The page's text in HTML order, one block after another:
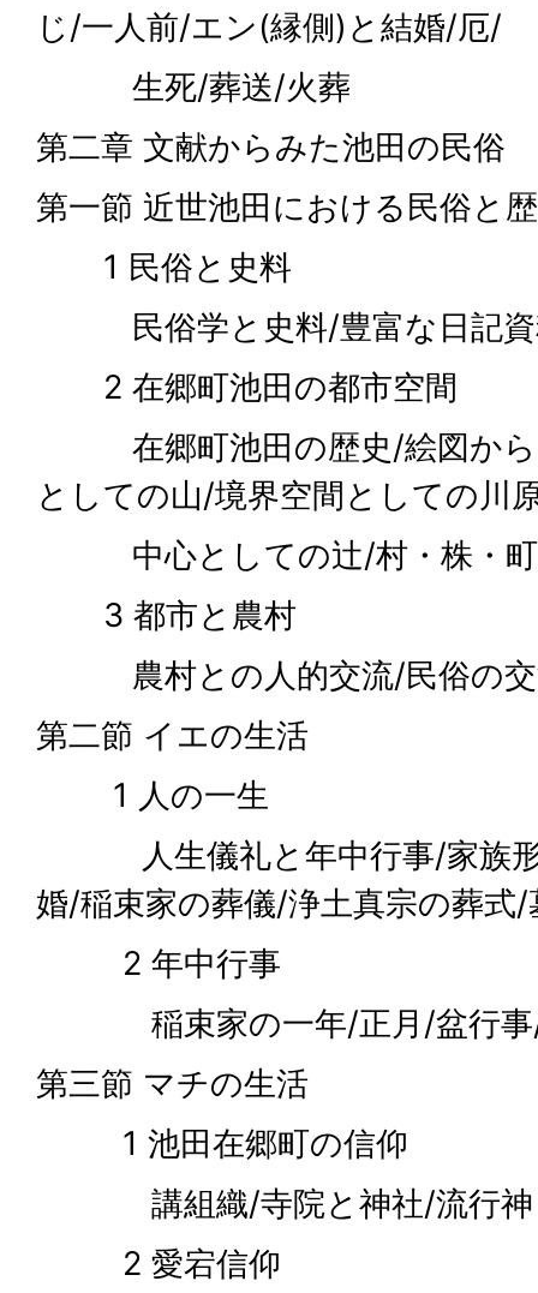
じ/一人前/エン(縁側)と結婚/厄/
生死/葬送/火葬
第二章 文献からみた池田の民俗
第一節 近世池田における民俗と
1 民俗と史料
民俗学と史料/豊富な日記資
2 在郷町池田の都市空間
在郷町池田の歴史/絵図から
としての山/境界空間としての川
中心としての辻/村・株・町
3 都市と農村
農村との人的交流/民俗の
第二節 イエの生活
1 人の一生
人生儀礼と年中行事/家族形
婚/稲束家の葬儀/浄土真宗の葬式/
2 年中行事
稲束家の一年/正月/盆行事/
第三節 マチの生活
1 池田在郷町の信仰
講組織/寺院と神社/流行神
2 愛宕信仰